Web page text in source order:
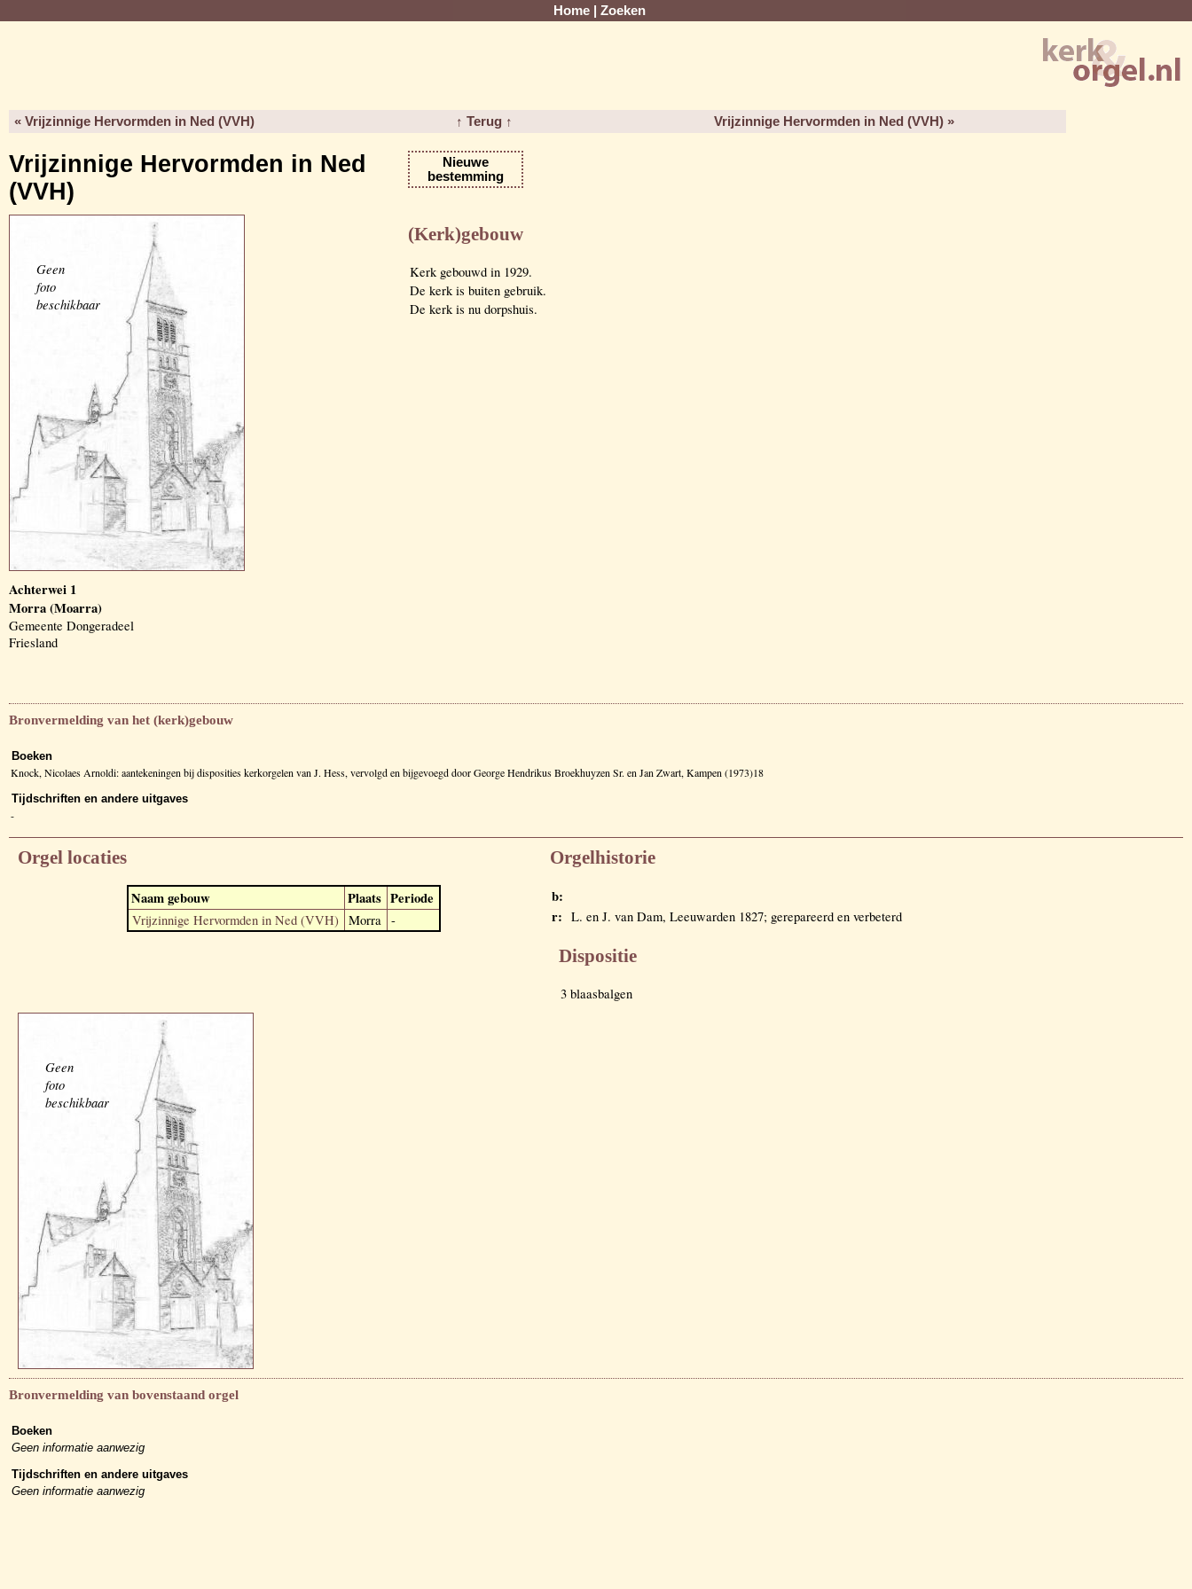
Home Zoeken
« Vrijzinnige Hervormden in Ned (VVH) ↑ Terug ↑ Vrijzinnige Hervormden in Ned (VVH) »
Vrijzinnige Hervormden in Ned
(VVH)
Nieuwe
bestemming
Geen
foto
beschikbaar
Achterwei 1
Morra (Moarra)
Gemeente Dongeradeel
Friesland
(Kerk)gebouw
Kerk gebouwd in 1929.
De kerk is buiten gebruik.
De kerk is nu dorpshuis.
Bronvermelding van het (kerk)gebouw
Boeken
Knock, Nicolaes Arnoldi: aantekeningen bij disposities kerkorgelen van J. Hess, vervolgd en bijgevoegd door George Hendrikus Broekhuyzen Sr. en Jan Zwart, Kampen (1973)18
Tijdschriften en andere uitgaves
-
Orgel locaties
Naam gebouw Plaats Periode
Vrijzinnige Hervormden in Ned (VVH) Morra -
Orgelhistorie
b:
r: L. en J. van Dam, Leeuwarden 1827; gerepareerd en verbeterd
Dispositie
3 blaasbalgen
Geen
foto
beschikbaar
Bronvermelding van bovenstaand orgel
Boeken
Geen informatie aanwezig
Tijdschriften en andere uitgaves
Geen informatie aanwezig